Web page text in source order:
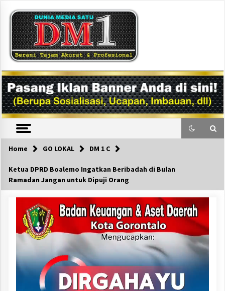
content
DM1
Home GO LOKAL DM 1 C
Ketua DPRD Boalemo Ingatkan Beribadah di Bulan
Ramadan Jangan untuk Dipuji Orang